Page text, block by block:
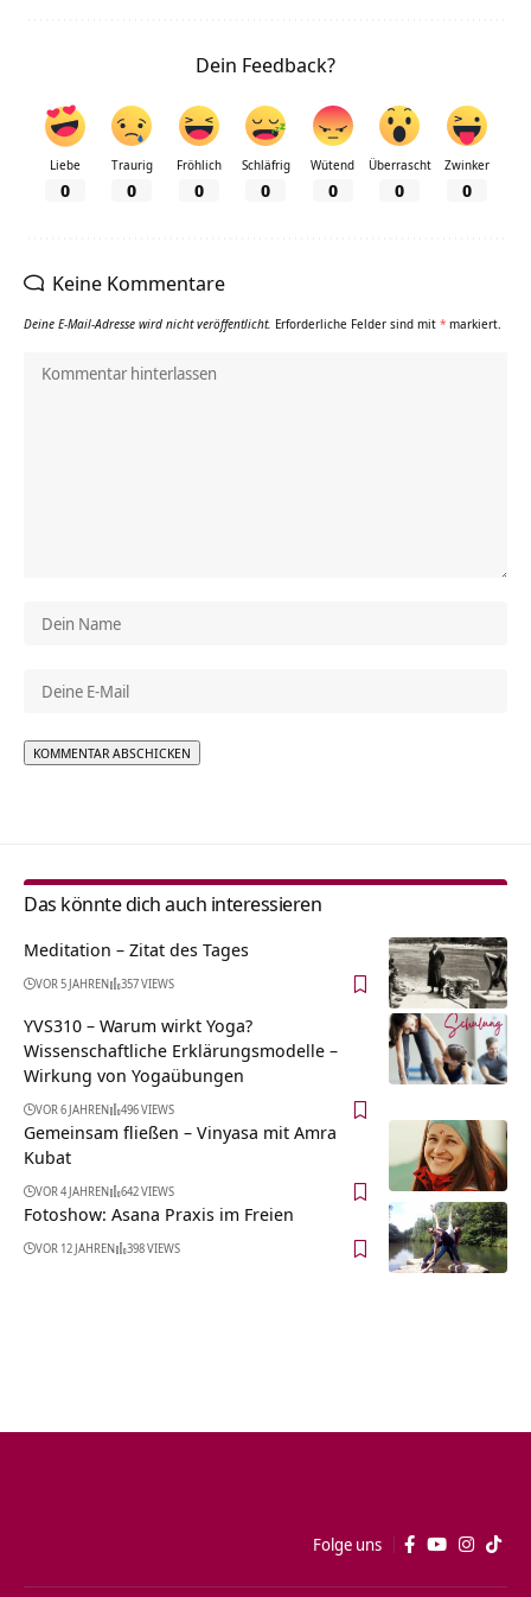
Dein Feedback?
Liebe
0
Traurig
0
Fröhlich
0
Schläfrig
0
Wütend
0
Überrascht
0
Zwinker
0
Keine Kommentare
Deine E-Mail-Adresse wird nicht veröffentlicht. Erforderliche Felder sind mit * markiert.
Das könnte dich auch interessieren
Meditation – Zitat des Tages
VOR 5 JAHREN 357 VIEWS
YVS310 – Warum wirkt Yoga?
Wissenschaftliche Erklärungsmodelle –
Wirkung von Yogaübungen
VOR 6 JAHREN 496 VIEWS
Gemeinsam fließen – Vinyasa mit Amra
Kubat
VOR 4 JAHREN 642 VIEWS
Fotoshow: Asana Praxis im Freien
VOR 12 JAHREN 398 VIEWS
Folge uns